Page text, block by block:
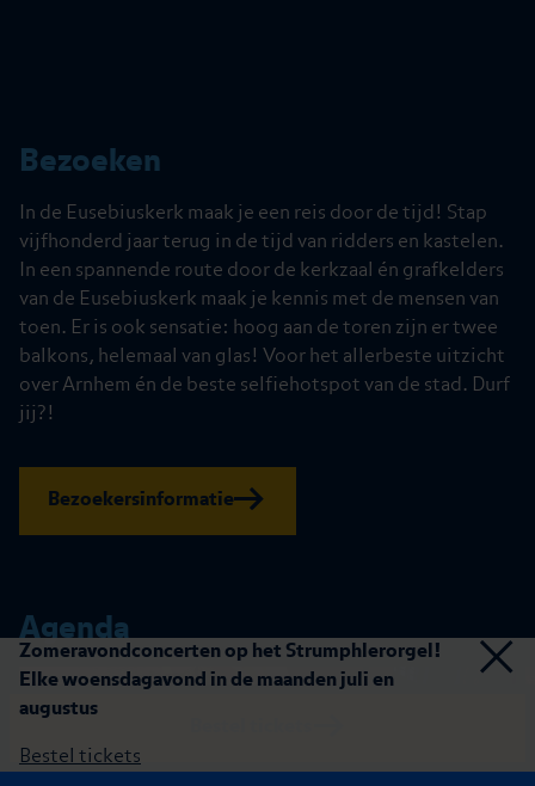
Bezoeken
In de Eusebiuskerk maak je een reis door de tijd! Stap
vijfhonderd jaar terug in de tijd van ridders en kastelen.
In een spannende route door de kerkzaal én grafkelders
van de Eusebiuskerk maak je kennis met de mensen van
toen. Er is ook sensatie: hoog aan de toren zijn er twee
balkons, helemaal van glas! Voor het allerbeste uitzicht
over Arnhem én de beste selfiehotspot van de stad. Durf
jij?!
Bezoekersinformatie
Agenda
Zomeravondconcerten op het Strumphlerorgel!
Elke woensdagavond in de maanden juli en
augustus
Bestel tickets